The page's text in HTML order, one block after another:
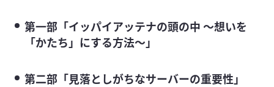
第一部「イッパイアッテナの頭の中 〜想いを
「かたち」にする方法〜」
第二部「見落としがちなサーバーの重要性」